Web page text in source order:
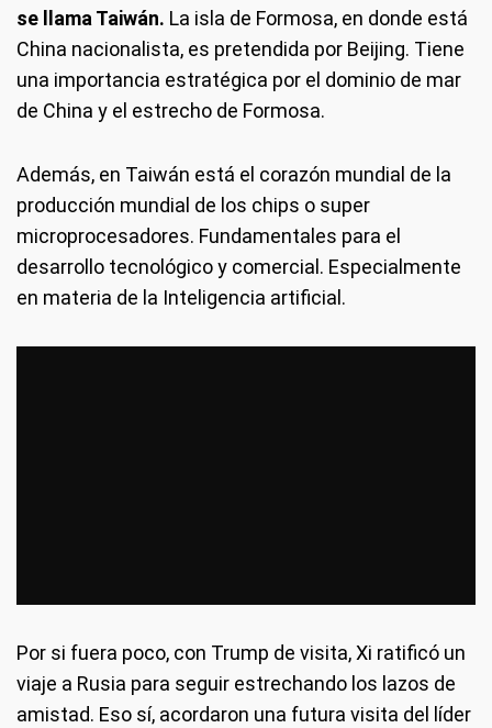
se llama Taiwán. La isla de Formosa, en donde está
China nacionalista, es pretendida por Beijing. Tiene
una importancia estratégica por el dominio de mar
de China y el estrecho de Formosa.
Además, en Taiwán está el corazón mundial de la
producción mundial de los chips o super
microprocesadores. Fundamentales para el
desarrollo tecnológico y comercial. Especialmente
en materia de la Inteligencia artificial.
Por si fuera poco, con Trump de visita, Xi ratificó un
viaje a Rusia para seguir estrechando los lazos de
amistad. Eso sí, acordaron una futura visita del líder